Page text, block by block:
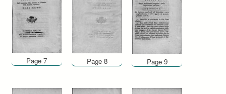
Page 7 Page 8 Page 9